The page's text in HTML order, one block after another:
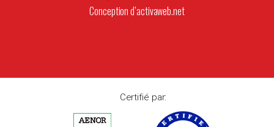
Conception d’activaweb.net
Certifié par: